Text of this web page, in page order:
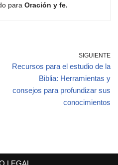
para Oración y fe.
SIGUIENTE
Recursos para el estudio de la
Biblia: Herramientas y
consejos para profundizar sus
conocimientos
LEGAL